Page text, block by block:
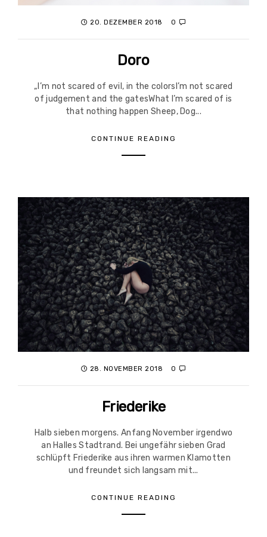
20. DEZEMBER 2018 0
Doro
„I’m not scared of evil, in the colorsI’m not scared
of judgement and the gatesWhat I’m scared of is
that nothing happen Sheep, Dog...
CONTINUE READING
28. NOVEMBER 2018 0
Friederike
Halb sieben morgens. Anfang November irgendwo
an Halles Stadtrand. Bei ungefähr sieben Grad
schlüpft Friederike aus ihren warmen Klamotten
und freundet sich langsam mit...
CONTINUE READING